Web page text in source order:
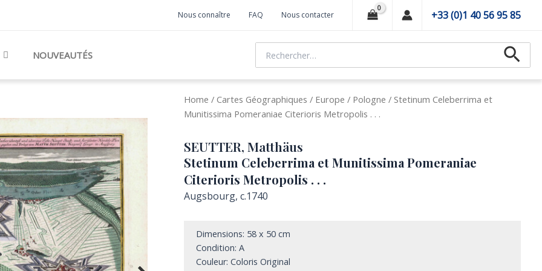
Nous connaître FAQ Nous contacter +33 (0)1 40 56 95 85
NOUVEAUTÉS
Home / Cartes Géographiques / Europe / Pologne / Stetinum Celeberrima et
Munitissima Pomeraniae Citerioris Metropolis . . .
SEUTTER, Matthäus
Stetinum Celeberrima et Munitissima Pomeraniae
Citerioris Metropolis . . .
Augsbourg, c.1740
Dimensions: 58 x 50 cm
Condition: A
Couleur: Coloris Original